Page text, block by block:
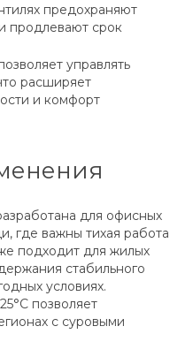
предохраняют
продлевают срок
управлять
расширяет
и комфорт
для офисных
где важны тихая работа
подходит для жилых
стабильного
условиях.
позволяет
с суровыми